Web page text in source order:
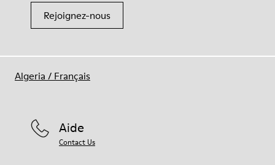
Rejoignez-nous
Aide
Contact Us
Algeria / Français